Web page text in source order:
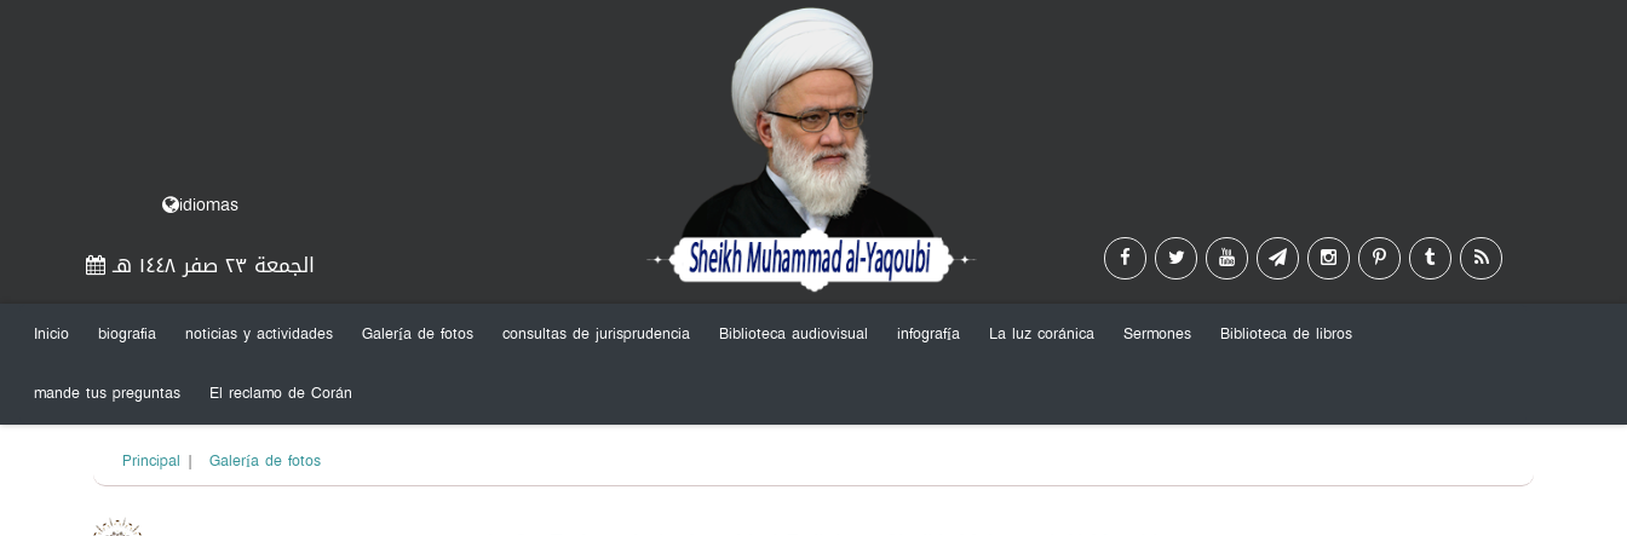
idiomas
الجمعة ٢٣ صفر ١٤٤٨ هـ
Inicio biografia noticias y actividades Galería de fotos consultas de jurisprudencia Biblioteca audiovisual infografía La luz coránica Sermones
Biblioteca de libros
mande tus preguntas
El reclamo de Corán
Principal | Galería de fotos